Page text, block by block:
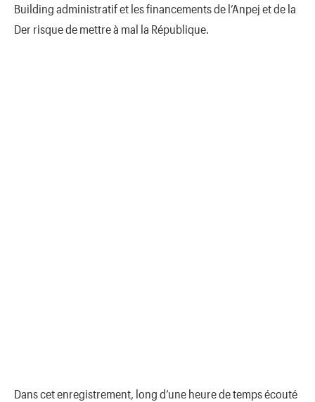
Building administratif et les financements de l’Anpej et de la
Der risque de mettre à mal la République.
Dans cet enregistrement, long d’une heure de temps écouté